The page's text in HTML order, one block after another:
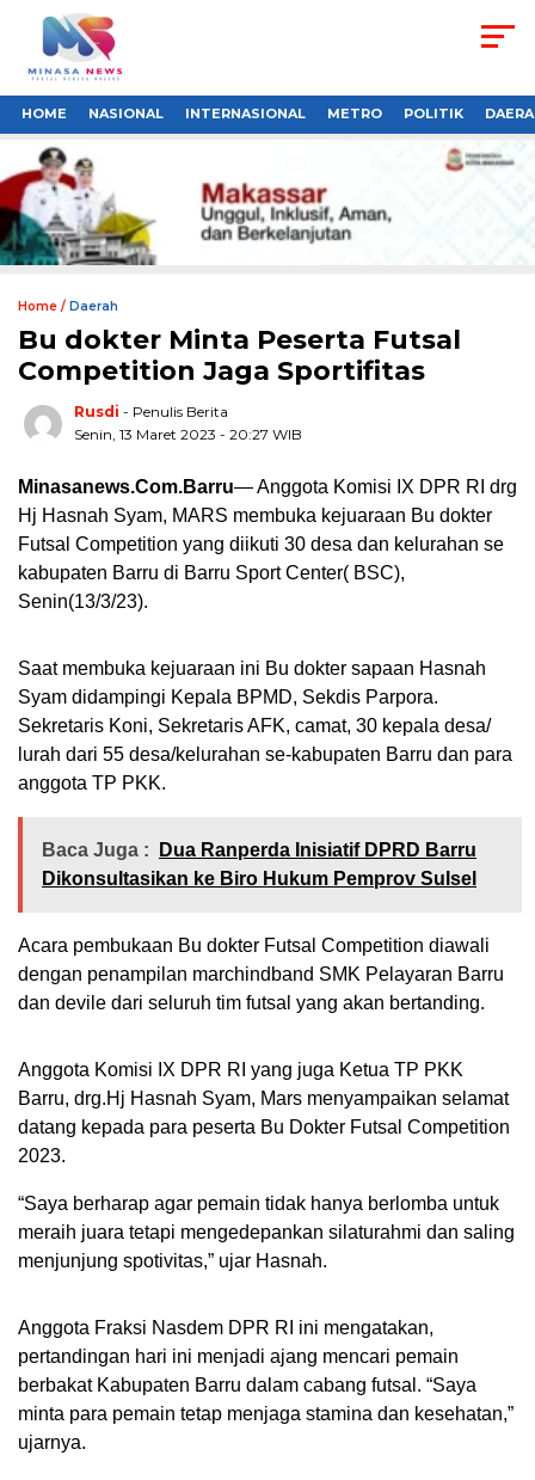
HOME NASIONAL INTERNASIONAL METRO POLITIK
Home / Daerah
Bu dokter Minta Peserta Futsal
Competition Jaga Sportifitas
Rusdi - Penulis Berita
Senin, 13 Maret 2023 - 20:27 WIB
Minasanews.Com.Barru— Anggota Komisi IX DPR RI drg
Hj Hasnah Syam, MARS membuka kejuaraan Bu dokter
Futsal Competition yang diikuti 30 desa dan kelurahan se
kabupaten Barru di Barru Sport Center( BSC),
Senin(13/3/23).
Saat membuka kejuaraan ini Bu dokter sapaan Hasnah
Syam didampingi Kepala BPMD, Sekdis Parpora.
Sekretaris Koni, Sekretaris AFK, camat, 30 kepala desa/
lurah dari 55 desa/kelurahan se-kabupaten Barru dan para
anggota TP PKK.
Baca Juga :
Dua Ranperda Inisiatif DPRD Barru
Dikonsultasikan ke Biro Hukum Pemprov Sulsel
Acara pembukaan Bu dokter Futsal Competition diawali
dengan penampilan marchindband SMK Pelayaran Barru
dan devile dari seluruh tim futsal yang akan bertanding.
Anggota Komisi IX DPR RI yang juga Ketua TP PKK
Barru, drg.Hj Hasnah Syam, Mars menyampaikan selamat
datang kepada para peserta Bu Dokter Futsal Competition
2023.
“Saya berharap agar pemain tidak hanya berlomba untuk
meraih juara tetapi mengedepankan silaturahmi dan saling
menjunjung spotivitas,” ujar Hasnah.
Anggota Fraksi Nasdem DPR RI ini mengatakan,
pertandingan hari ini menjadi ajang mencari pemain
berbakat Kabupaten Barru dalam cabang futsal. “Saya
minta para pemain tetap menjaga stamina dan kesehatan,”
ujarnya.